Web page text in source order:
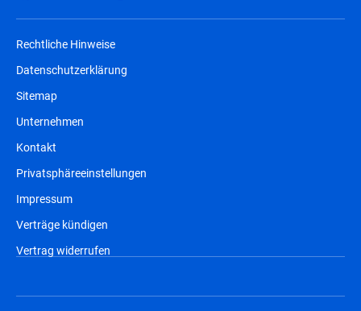
Rechtliche Hinweise
Datenschutzerklärung
Sitemap
Unternehmen
Kontakt
Privatsphäreeinstellungen
Impressum
Verträge kündigen
Vertrag widerrufen